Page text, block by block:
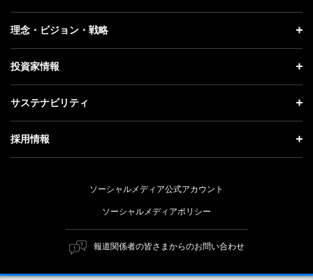
プレスリリース
更新情報
記者説明会
企業情報 トップ
社長メッセージ
事業紹介
ガバナンス
理念・ビジョン・戦略
理念・ビジョン・戦略 トップ
成長戦略「Activate AI for Society」
人材戦略
投資家情報
投資家情報 トップ
経営方針
個人投資家の皆さまへ
株式と社債について
サステナビリティ
サステナビリティ トップ
トップメッセージ
ESG方針・体制
マテリアリティ（重要課題）
ESGの主な取り組み
採用情報
障がい者採用
ソーシャルメディア公式アカウント
ソーシャルメディアポリシー
報道関係者の皆さまからのお問い合わせ